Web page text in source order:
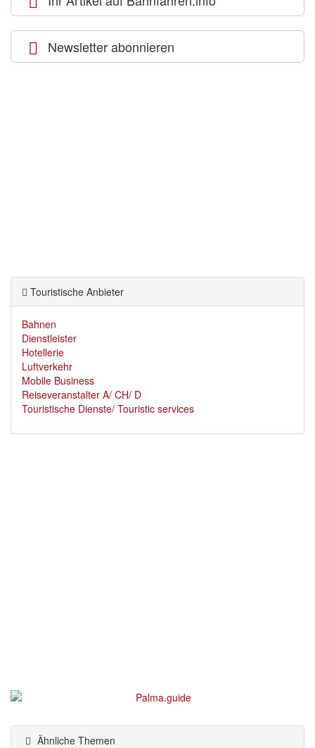
Newsletter abonnieren
Touristische Anbieter
Bahnen
Dienstleister
Hotellerie
Luftverkehr
Mobile Business
Reiseveranstalter A/ CH/ D
Touristische Dienste/ Touristic services
Ähnliche Themen